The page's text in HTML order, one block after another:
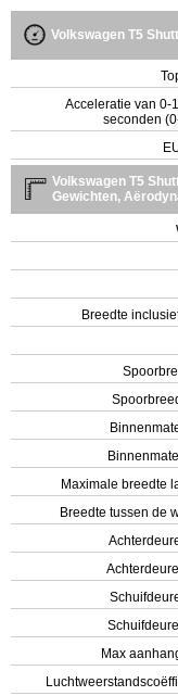
Volkswagen T5
Acceleratie van 0-
seconden
Volkswagen T5
Gewichten,
Breedte
Maximale breedte
Breedte tussen de
Max